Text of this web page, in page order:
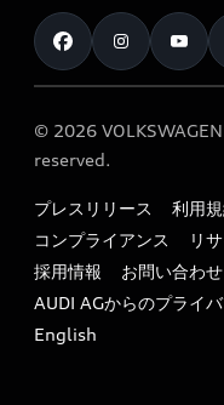
カタログ一覧
車検 / 定期点検
e-tronアフターサポート
myAudi
クオリティ
保証
メンテナンス
ファイナンス
キャンペーン / イベント
買取査定
お知らせ
オーナー様向けキャンペ
特定整備適用車一覧
リサイクル法
よくある質問（FAQ）
© 2026
reserved.
プレスリリース 利用
コンプライアンス
リ
採用情報
お問い合わせ
AUDI AGからのプライ
English